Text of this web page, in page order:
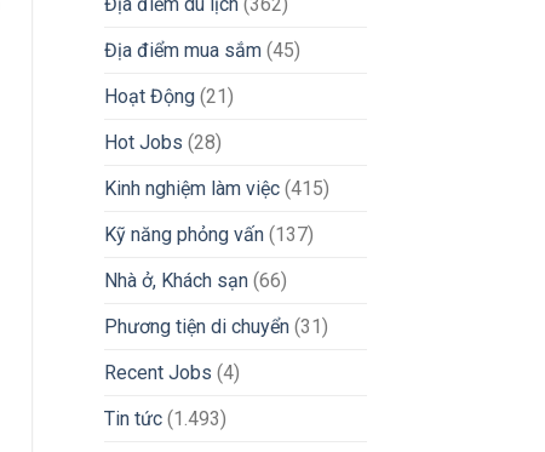
Địa điểm mua sắm(45)
Hoạt Động(21)
Hot Jobs (28)
Kinh nghiệm làm việc(415)
Kỹ năng phỏng vấn(137)
Nhà ở, Khách sạn(66)
Phương tiện di chuyển(31)
Recent Jobs (4)
Tin tức(1.493)